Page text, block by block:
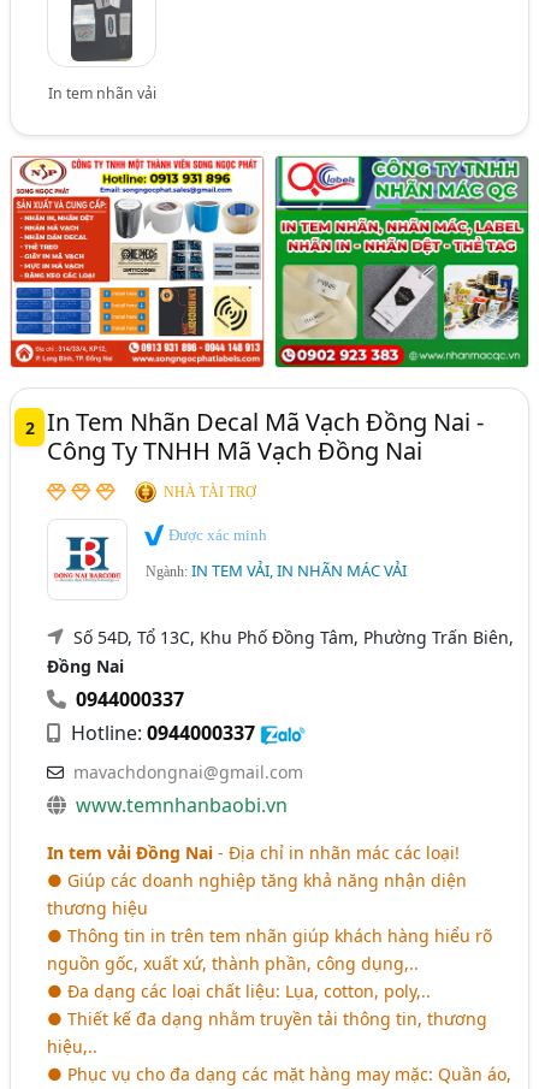
In tem nhãn vải
2 In Tem Nhãn Decal Mã Vạch Đồng Nai -
Công Ty TNHH Mã Vạch Đồng Nai
NHÀ TÀI TRỢ
Được xác minh
Ngành:IN TEM VẢI, IN NHÃN MÁC VẢI
Số 54D, Tổ 13C, Khu Phố Đồng Tâm, Phường Trấn Biên,
Đồng Nai
0944000337
Hotline:0944000337
mavachdongnai@gmail.com
www.temnhanbaobi.vn
In tem vải Đồng Nai - Địa chỉ in nhãn mác các loại!
● Giúp các doanh nghiệp tăng khả năng nhận diện
thương hiệu
● Thông tin in trên tem nhãn giúp khách hàng hiểu rõ
nguồn gốc, xuất xứ, thành phần, công dụng,..
● Đa dạng các loại chất liệu: Lụa, cotton, poly,..
● Thiết kế đa dạng nhằm truyền tải thông tin, thương
hiệu,..
● Phục vụ cho đa dạng các mặt hàng may mặc: Quần áo,